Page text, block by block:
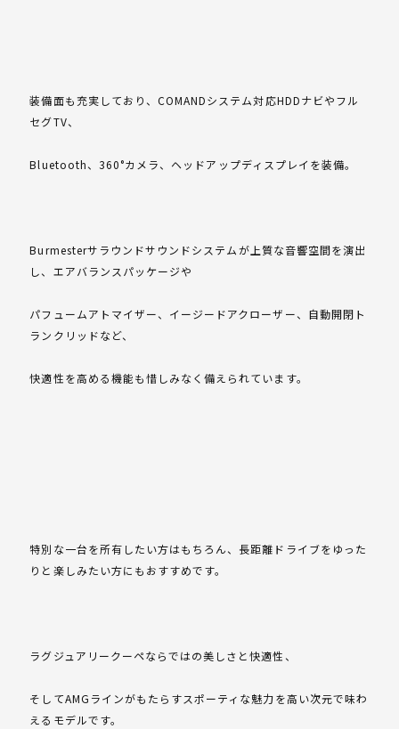
装備面も充実しており、COMANDシステム対応HDDナビやフル
セグTV、
Bluetooth、360°カメラ、ヘッドアップディスプレイを装備。
Burmesterサラウンドサウンドシステムが上質な音響空間を演出
し、エアバランスパッケージや
パフュームアトマイザー、イージードアクローザー、自動開閉ト
ランクリッドなど、
快適性を高める機能も惜しみなく備えられています。
特別な一台を所有したい方はもちろん、長距離ドライブをゆった
りと楽しみたい方にもおすすめです。
ラグジュアリークーペならではの美しさと快適性、
そしてAMGラインがもたらすスポーティな魅力を高い次元で味わ
えるモデルです。